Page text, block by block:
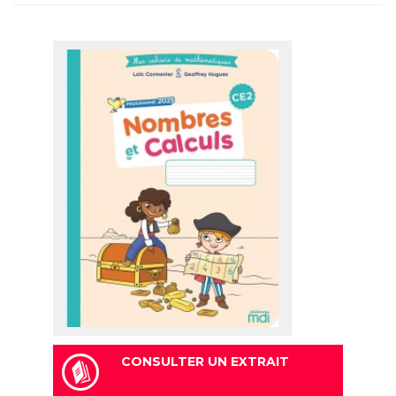
CONSULTER UN EXTRAIT